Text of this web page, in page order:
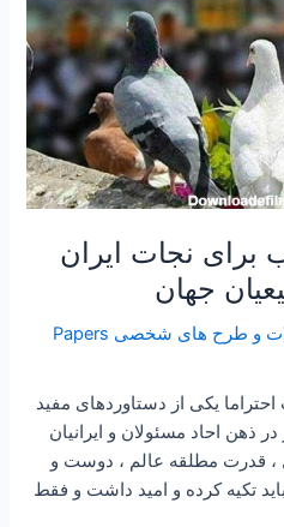
برای نجات ایران
جهان
1-مقالات و طرح های شخصی Papers
یکی از دستاوردهای مفید
ذهن احاد مسئولان و ایرانیان
، قدرت مطلقه عالم ، دوست و
تکیه کرده و امید داشت و فقط